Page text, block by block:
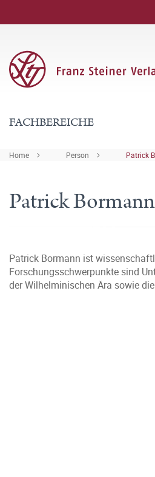
FACHBEREICHE
Home Person Patrick
Patrick Bormann
Patrick Bormann ist
Forschungsschwerpunkte sind
der Wilhelminischen Ära sowie